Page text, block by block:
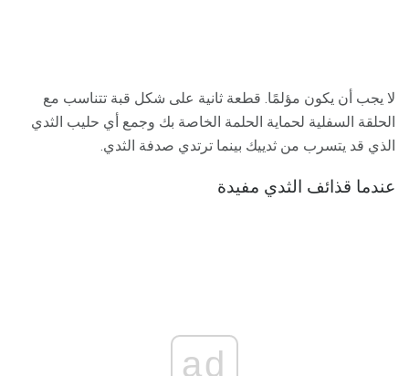
لا يجب أن يكون مؤلمًا. قطعة ثانية على شكل قبة تتناسب مع
الحلقة السفلية لحماية الحلمة الخاصة بك وجمع أي حليب الثدي
الذي قد يتسرب من ثدييك بينما ترتدي صدفة الثدي.
عندما قذائف الثدي مفيدة
ad